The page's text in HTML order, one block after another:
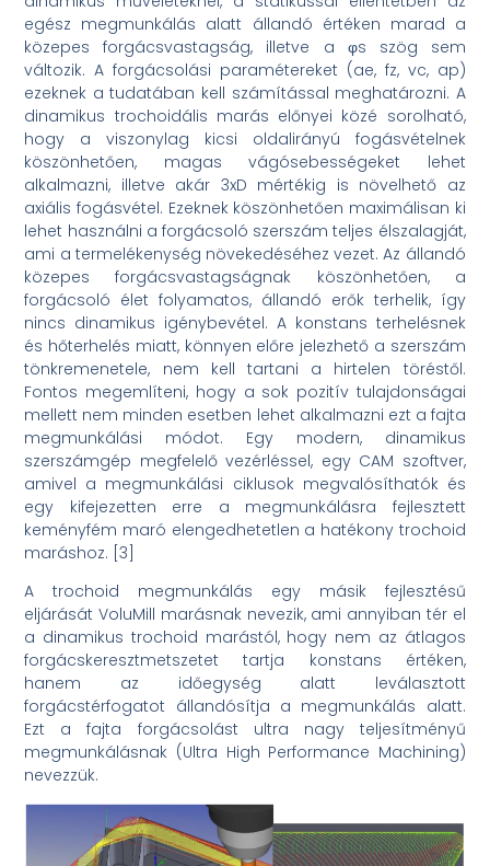
egész megmunkálás alatt állandó értéken marad a
közepes forgácsvastagság, illetve a φs szög sem
változik. A forgácsolási paramétereket (ae, fz, vc, ap)
ezeknek a tudatában kell számítással meghatározni. A
dinamikus trochoidális marás előnyei közé sorolható,
hogy a viszonylag kicsi oldalirányú fogásvételnek
köszönhetően, magas vágósebességeket lehet
alkalmazni, illetve akár 3xD mértékig is növelhető az
axiális fogásvétel. Ezeknek köszönhetően maximálisan ki
lehet használni a forgácsoló szerszám teljes élszalagját,
ami a termelékenység növekedéséhez vezet. Az állandó
közepes forgácsvastagságnak köszönhetően, a
forgácsoló élet folyamatos, állandó erők terhelik, így
nincs dinamikus igénybevétel. A konstans terhelésnek
és hőterhelés miatt, könnyen előre jelezhető a szerszám
tönkremenetele, nem kell tartani a hirtelen töréstől.
Fontos megemlíteni, hogy a sok pozitív tulajdonságai
mellett nem minden esetben lehet alkalmazni ezt a fajta
megmunkálási módot. Egy modern, dinamikus
szerszámgép megfelelő vezérléssel, egy CAM szoftver,
amivel a megmunkálási ciklusok megvalósíthatók és
egy kifejezetten erre a megmunkálásra fejlesztett
keményfém maró elengedhetetlen a hatékony trochoid
maráshoz. [3]
A trochoid megmunkálás egy másik fejlesztésű
eljárását VoluMill marásnak nevezik, ami annyiban tér el
a dinamikus trochoid marástól, hogy nem az átlagos
forgácskeresztmetszetet tartja konstans értéken,
hanem az időegység alatt leválasztott
forgácstérfogatot állandósítja a megmunkálás alatt.
Ezt a fajta forgácsolást ultra nagy teljesítményű
megmunkálásnak (Ultra High Performance Machining)
nevezzük.